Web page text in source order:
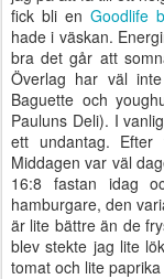
fick bli en Goodlife
hade i väskan.
bra det går att
Överlag har väl
Baguette och
Pauluns Deli). I
ett undantag.
Middagen var väl
16:8 fastan idag
hamburgare, den
är lite bättre än de
blev stekte jag lite
tomat och lite